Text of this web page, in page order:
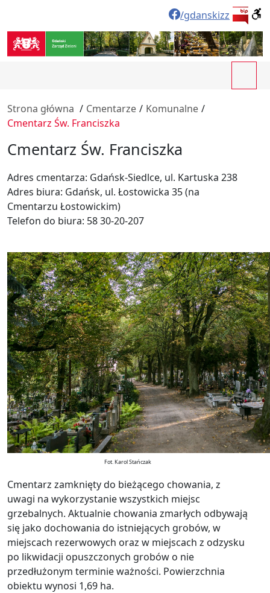
/gdanskizz
Strona główna / Cmentarze / Komunalne /
Cmentarz Św. Franciszka
Cmentarz Św. Franciszka
Adres cmentarza: Gdańsk-Siedlce, ul. Kartuska 238
Adres biura: Gdańsk, ul. Łostowicka 35 (na
Cmentarzu Łostowickim)
Telefon do biura: 58 30-20-207
Fot. Karol Stańczak
Cmentarz zamknięty do bieżącego chowania, z
uwagi na wykorzystanie wszystkich miejsc
grzebalnych. Aktualnie chowania zmarłych odbywają
się jako dochowania do istniejących grobów, w
miejscach rezerwowych oraz w miejscach z odzysku
po likwidacji opuszczonych grobów o nie
przedłużonym terminie ważności. Powierzchnia
obiektu wynosi 1,69 ha.